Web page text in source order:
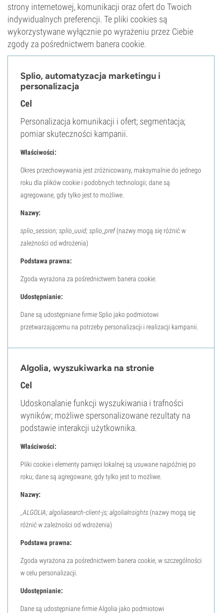
strony internetowej, komunikacji oraz ofert do Twoich
indywidualnych preferencji. Te pliki cookies są
wykorzystywane wyłącznie po wyrażeniu przez Ciebie
zgody za pośrednictwem banera cookie.
Splio, automatyzacja marketingu i
personalizacja
Cel
Personalizacja komunikacji i ofert; segmentacja;
pomiar skuteczności kampanii.
Właściwości:
Okres przechowywania jest zróżnicowany, maksymalnie do jednego
roku dla plików cookie i podobnych technologii; dane są
agregowane, gdy tylko jest to możliwe.
Nazwy:
splio_session; splio_uuid; splio_pref(nazwy mogą się różnić w
zależności od wdrożenia)
Podstawa prawna:
Zgoda wyrażona za pośrednictwem banera cookie.
Udostępnianie:
Dane są udostępniane firmie Splio jako podmiotowi
przetwarzającemu na potrzeby personalizacji i realizacji kampanii.
Algolia, wyszukiwarka na stronie
Cel
Udoskonalanie funkcji wyszukiwania i trafności
wyników; możliwe spersonalizowane rezultaty na
podstawie interakcji użytkownika.
Właściwości:
Pliki cookie i elementy pamięci lokalnej są usuwane najpóźniej po
roku; dane są agregowane, gdy tylko jest to możliwe.
Nazwy:
_ALGOLIA; algoliasearch-client-js; algoliaInsights (nazwy mogą się
różnić w zależności od wdrożenia)
Podstawa prawna:
Zgoda wyrażona za pośrednictwem banera cookie, w szczególności
w celu personalizacji.
Udostępnianie:
Dane są udostępniane firmie Algolia jako podmiotowi